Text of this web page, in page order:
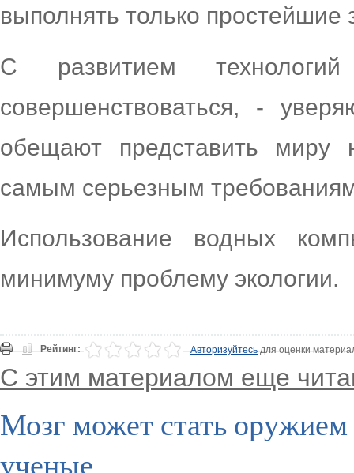
выполнять только простейшие
С развитием
совершенствоваться, -
обещают представить миру
самым серьезным
Использование водных
минимуму проблему экологии.
Рейтинг: Авторизуйтесьдля оценки
С этим материалом еще
Мозг может стать
ученые